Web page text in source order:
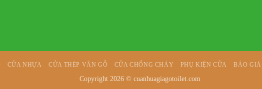
CỬA NHỰA CỬA THÉP VÂN GỖ CỬA CHỐNG CHÁY PHỤ KIỆN CỬA BÁO GIÁ
Copyright 2026 © cuanhuagiagotoilet.com